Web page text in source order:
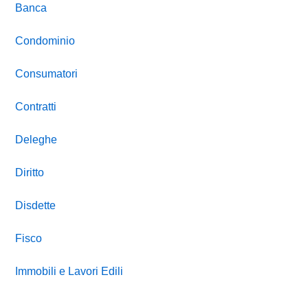
Banca
Condominio
Consumatori
Contratti
Deleghe
Diritto
Disdette
Fisco
Immobili e Lavori Edili